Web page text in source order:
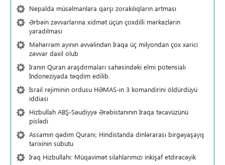
Nepalda müsəlmanlara qarşı zorakılıqların artması
Ərbəin zəvvarlarına xidmət üçün çoxdilli mərkəzlərin
yaradılması
Məhərrəm ayının əvvəlindən İraqa üç milyondan çox xarici
zəvvar daxil olub
İranın Quran araşdırmaları sahəsindəki elmi potensialı
İndoneziyada təqdim edilib.
İsrail rejiminin ordusu HƏMAS-ın 3 komandirini öldürdüyü
iddiası
Hizbullah ABŞ-Səudiyyə Ərəbistanının İraqa təcavüzünü
pislədi
Assamın qədim Quranı; Hindistanda dinlərarası birgəyaşayış
tarixinin sübutu
İraq Hizbullahı: Müqavimət silahlarımızı inkişaf etdirəcəyik